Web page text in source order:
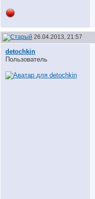
26.04.2013, 21:57
detochkin
Пользователь